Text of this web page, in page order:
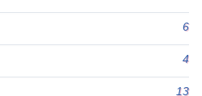
6
4
13